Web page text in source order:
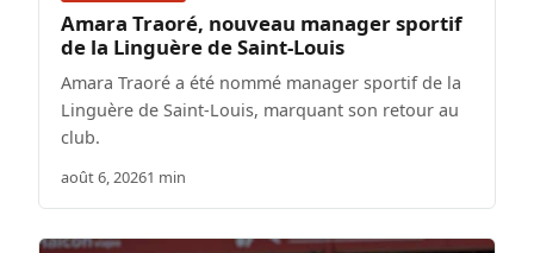
Amara Traoré, nouveau manager sportif
de la Linguère de Saint-Louis
Amara Traoré a été nommé manager sportif de la
Linguère de Saint-Louis, marquant son retour au
club.
août 6, 20261 min